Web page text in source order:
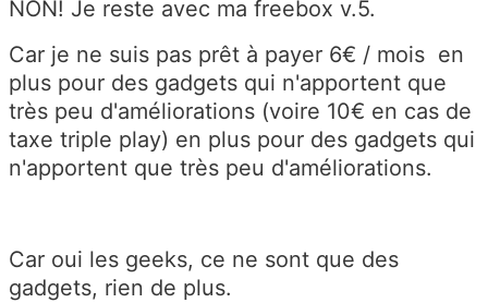
NON! Je reste avec ma freebox v.5.
Car je ne suis pas prêt à payer 6€ / mois en
plus pour des gadgets qui n'apportent que
très peu d'améliorations (voire 10€ en cas de
taxe triple play) en plus pour des gadgets qui
n'apportent que très peu d'améliorations.
Car oui les geeks, ce ne sont que des
gadgets, rien de plus.